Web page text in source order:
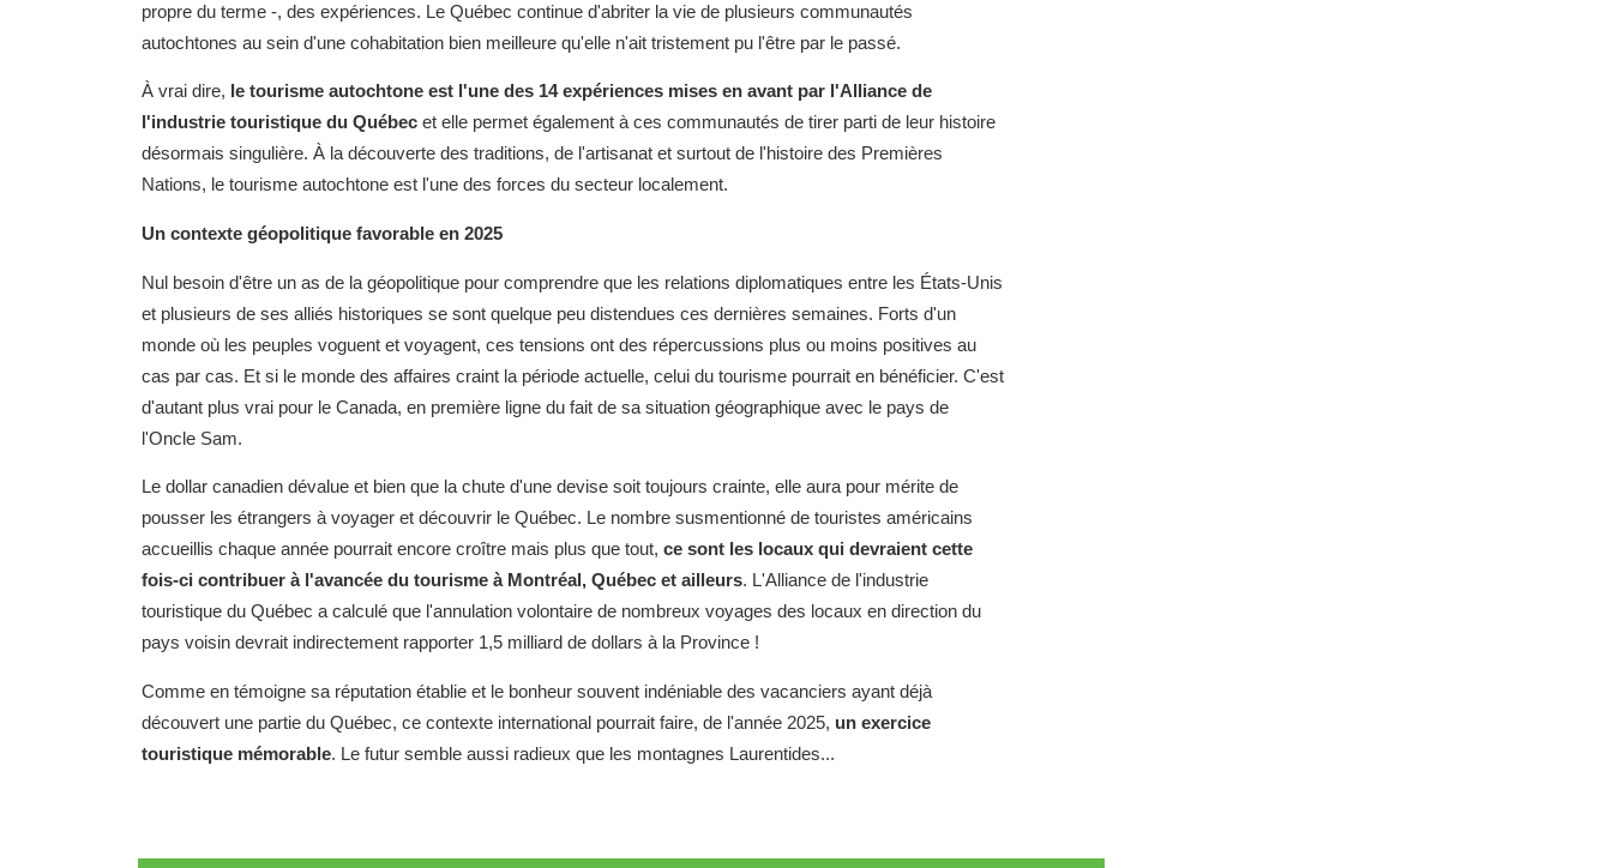
propre du terme -, des expériences. Le Québec continue d'abriter la vie de plusieurs communautés
autochtones au sein d'une cohabitation bien meilleure qu'elle n'ait tristement pu l'être par le passé.
À vrai dire, le tourisme autochtone est l'une des 14 expériences mises en avant par l'Alliance de
l'industrie touristique du Québec et elle permet également à ces communautés de tirer parti de leur histoire
désormais singulière. À la découverte des traditions, de l'artisanat et surtout de l'histoire des Premières
Nations, le tourisme autochtone est l'une des forces du secteur localement.
Un contexte géopolitique favorable en 2025
Nul besoin d'être un as de la géopolitique pour comprendre que les relations diplomatiques entre les États-Unis
et plusieurs de ses alliés historiques se sont quelque peu distendues ces dernières semaines. Forts d'un
monde où les peuples voguent et voyagent, ces tensions ont des répercussions plus ou moins positives au
cas par cas. Et si le monde des affaires craint la période actuelle, celui du tourisme pourrait en bénéficier. C'est
d'autant plus vrai pour le Canada, en première ligne du fait de sa situation géographique avec le pays de
l'Oncle Sam.
Le dollar canadien dévalue et bien que la chute d'une devise soit toujours crainte, elle aura pour mérite de
pousser les étrangers à voyager et découvrir le Québec. Le nombre susmentionné de touristes américains
accueillis chaque année pourrait encore croître mais plus que tout, ce sont les locaux qui devraient cette
fois-ci contribuer à l'avancée du tourisme à Montréal, Québec et ailleurs. L'Alliance de l'industrie
touristique du Québec a calculé que l'annulation volontaire de nombreux voyages des locaux en direction du
pays voisin devrait indirectement rapporter 1,5 milliard de dollars à la Province !
Comme en témoigne sa réputation établie et le bonheur souvent indéniable des vacanciers ayant déjà
découvert une partie du Québec, ce contexte international pourrait faire, de l'année 2025, un exercice
touristique mémorable. Le futur semble aussi radieux que les montagnes Laurentides...